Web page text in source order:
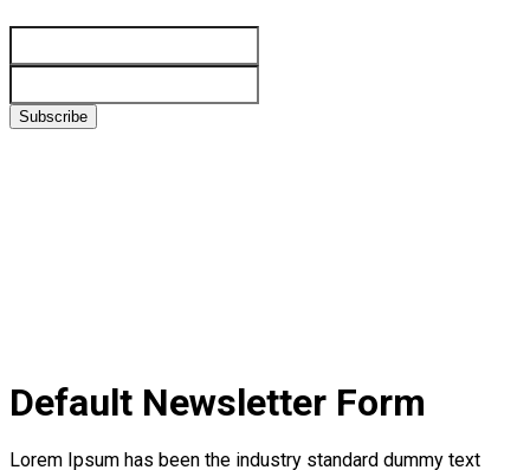
Subscribe
Default Newsletter Form
Lorem Ipsum has been the industry standard dummy text